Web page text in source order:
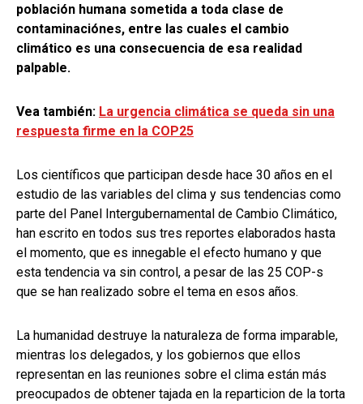
población humana sometida a toda clase de
contaminaciónes, entre las cuales el cambio
climático es una consecuencia de esa realidad
palpable.
Vea también: La urgencia climática se queda sin una
respuesta firme en la COP25
Los científicos que participan desde hace 30 años en el
estudio de las variables del clima y sus tendencias como
parte del Panel Intergubernamental de Cambio Climático,
han escrito en todos sus tres reportes elaborados hasta
el momento, que es innegable el efecto humano y que
esta tendencia va sin control, a pesar de las 25 COP-s
que se han realizado sobre el tema en esos años.
La humanidad destruye la naturaleza de forma imparable,
mientras los delegados, y los gobiernos que ellos
representan en las reuniones sobre el clima están más
preocupados de obtener tajada en la reparticion de la torta